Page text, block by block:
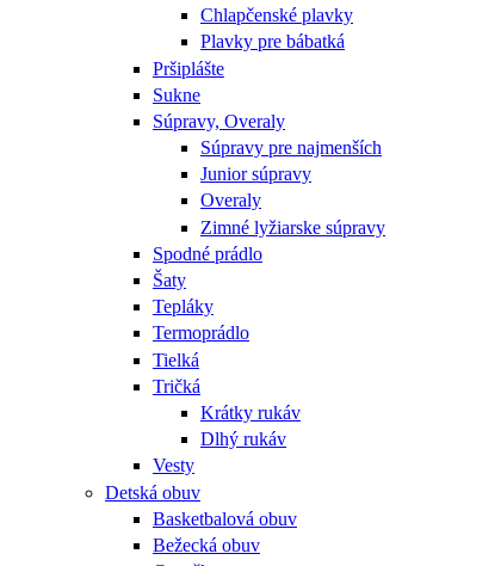
Chlapčenské plavky
Plavky pre bábatká
Pršiplášte
Sukne
Súpravy, Overaly
Súpravy pre najmenších
Junior súpravy
Overaly
Zimné lyžiarske súpravy
Spodné prádlo
Šaty
Tepláky
Termoprádlo
Tielká
Tričká
Krátky rukáv
Dlhý rukáv
Vesty
Detská obuv
Basketbalová obuv
Bežecká obuv